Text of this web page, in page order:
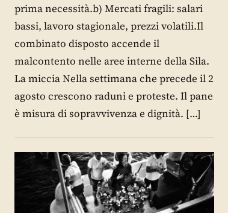
prima necessità.b) Mercati fragili: salari
bassi, lavoro stagionale, prezzi volatili.Il
combinato disposto accende il
malcontento nelle aree interne della Sila.
La miccia Nella settimana che precede il 2
agosto crescono raduni e proteste. Il pane
è misura di sopravvivenza e dignità. […]